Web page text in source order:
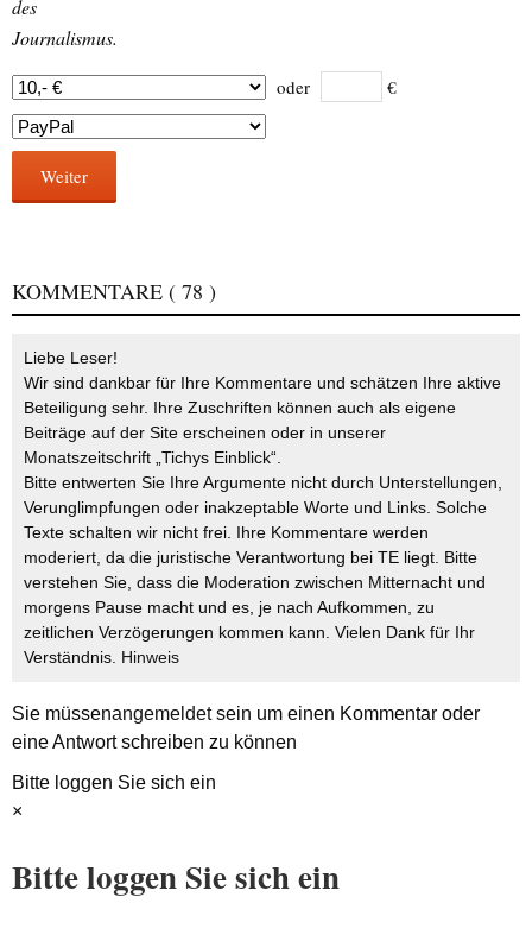
des
Journalismus.
oder €
Weiter
KOMMENTARE ( 78 )
Liebe Leser!
Wir sind dankbar für Ihre Kommentare und schätzen Ihre aktive
Beteiligung sehr. Ihre Zuschriften können auch als eigene
Beiträge auf der Site erscheinen oder in unserer
Monatszeitschrift „Tichys Einblick“.
Bitte entwerten Sie Ihre Argumente nicht durch Unterstellungen,
Verunglimpfungen oder inakzeptable Worte und Links. Solche
Texte schalten wir nicht frei. Ihre Kommentare werden
moderiert, da die juristische Verantwortung bei TE liegt. Bitte
verstehen Sie, dass die Moderation zwischen Mitternacht und
morgens Pause macht und es, je nach Aufkommen, zu
zeitlichen Verzögerungen kommen kann. Vielen Dank für Ihr
Verständnis. Hinweis
Sie müssenangemeldetsein um einen Kommentar oder
eine Antwort schreiben zu können
Bitte loggen Sie sich ein
×
Bitte loggen Sie sich ein